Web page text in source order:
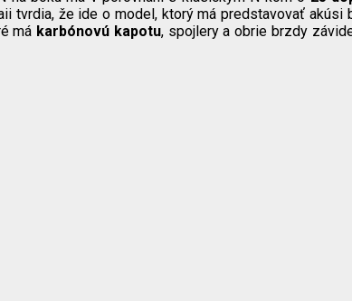
tvrdia, že ide o model, ktorý má predstavovať
má karbónovú kapotu, spojlery a obrie brzdy